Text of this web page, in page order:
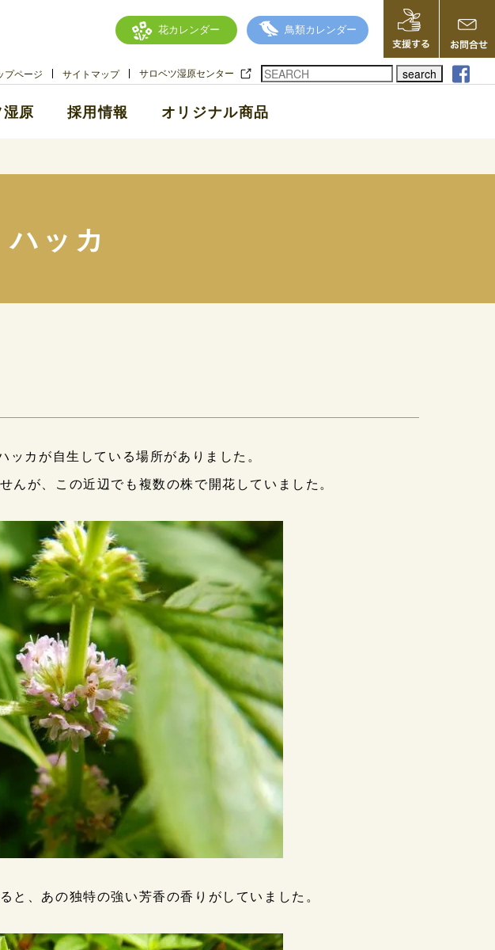
花カレンダー 鳥類カレンダー
プページ サイトマップ サロベツ湿原センター search
原 採用情報 オリジナル商品
ッカ
カが自生している場所がありました。
んが、この近辺でも複数の株で開花していました。
と、あの独特の強い芳香の香りがしていました。